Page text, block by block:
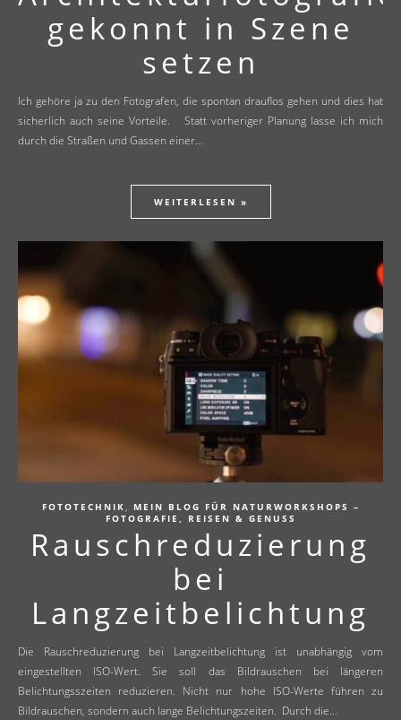
gekonnt in Szene
setzen
Ich gehöre ja zu den Fotografen, die spontan drauflos gehen und dies hat
sicherlich auch seine Vorteile. Statt vorheriger Planung lasse ich mich
durch die Straßen und Gassen einer…
WEITERLESEN »
FOTOTECHNIK , MEIN BLOG FÜR NATURWORKSHOPS –
FOTOGRAFIE, REISEN & GENUSS
Rauschreduzierung
bei
Langzeitbelichtung
Die Rauschreduzierung bei Langzeitbelichtung ist unabhängig vom
eingestellten ISO-Wert. Sie soll das Bildrauschen bei längeren
Belichtungsszeiten reduzieren. Nicht nur hohe ISO-Werte führen zu
Bildrauschen, sondern auch lange Belichtungszeiten. Durch die…